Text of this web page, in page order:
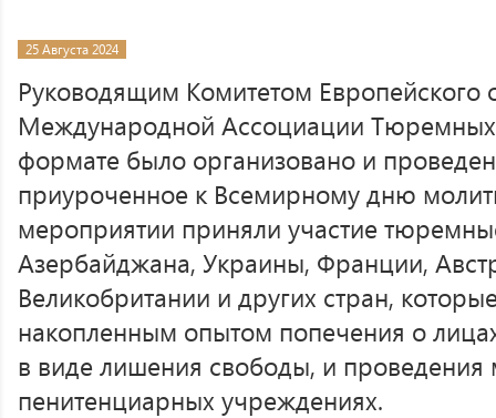
25 Августа 2024
Руководящим Комитетом Европейского
Международной Ассоциации Тюремных
формате было организовано и
приуроченное к Всемирному дню
мероприятии приняли участие
Азербайджана, Украины, Франции,
Великобритании и других стран,
накопленным опытом попечения о
в виде лишения свободы, и проведения
пенитенциарных учреждениях.